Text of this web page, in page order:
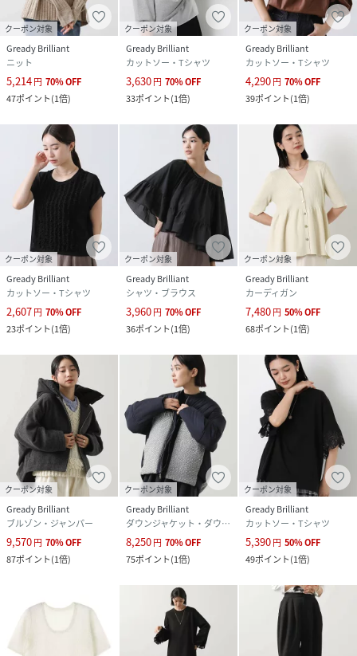
クーポン対象
Gready Brilliant
ニット
5,214円 70%OFF
47ポイント(1倍)
クーポン対象
Gready Brilliant
カットソー・Tシャツ
3,630円 70%OFF
33ポイント(1倍)
クーポン対象
Gready Brilliant
カットソー・Tシャツ
4,290円 70%OFF
39ポイント(1倍)
クーポン対象
Gready Brilliant
カットソー・Tシャツ
2,607円 70%OFF
23ポイント(1倍)
クーポン対象
Gready Brilliant
シャツ・ブラウス
3,960円 70%OFF
36ポイント(1倍)
クーポン対象
Gready Brilliant
カーディガン
7,480円 50%OFF
68ポイント(1倍)
クーポン対象
Gready Brilliant
ブルゾン・ジャンパー
9,570円 70%OFF
87ポイント(1倍)
クーポン対象
Gready Brilliant
ダウンジャケット・ダウンベスト
8,250円 70%OFF
75ポイント(1倍)
クーポン対象
Gready Brilliant
カットソー・Tシャツ
5,390円 50%OFF
49ポイント(1倍)